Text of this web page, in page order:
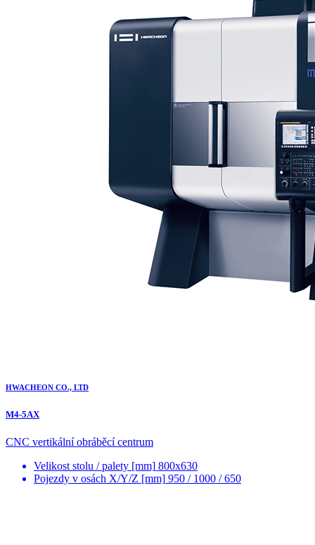
HWACHEON CO., LTD
M4-5AX
CNC vertikální obráběcí centrum
Velikost stolu / palety [mm] 800x630
Pojezdy v osách X/Y/Z [mm] 950 / 1000 / 650